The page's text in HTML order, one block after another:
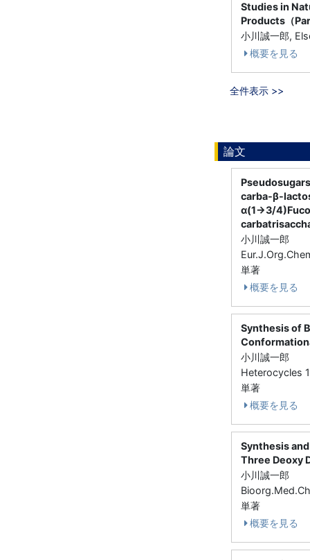
Studies in
Products（
小川誠一郎,
概要を見る
全件表示 >>
論文
carba-β-
α(1→3/
小川誠一郎
単著
概要を見る
Synthesis of
小川誠一郎
Heterocycles
単著
概要を見る
Synthesis
Three Deoxy
小川誠一郎
単著
概要を見る